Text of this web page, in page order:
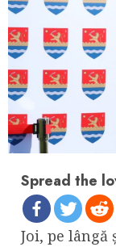
Spread the
Joi, pe lângă